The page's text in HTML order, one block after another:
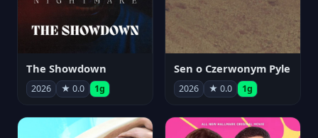
The Showdown
2026 ★ 0.0 1g
Sen o Czerwonym Pyle
2026 ★ 0.0 1g